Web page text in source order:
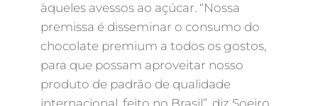
àqueles avessos ao açúcar. “Nossa
premissa é disseminar o consumo do
chocolate premium a todos os gostos,
para que possam aproveitar nosso
produto de padrão de qualidade